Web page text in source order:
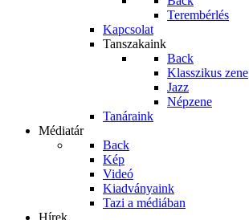
Terembérlés
Kapcsolat
Tanszakaink
Back
Klasszikus zene
Jazz
Népzene
Tanáraink
Médiatár
Back
Kép
Videó
Kiadványaink
Tazi a médiában
Hírek